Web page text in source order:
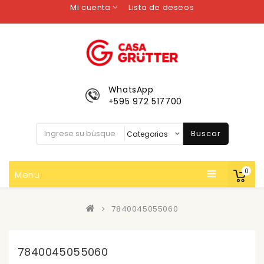
Mi cuenta Lista de deseos
0
WhatsApp
+595 972 517700
Buscar
Menu
7840045055060
7840045055060